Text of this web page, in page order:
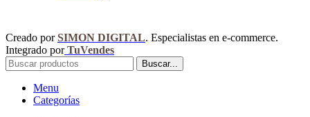
Creado porSIMON DIGITAL. Especialistas en e-commerce.
Integrado porTuVendes
Buscar...
Menu
Categorías